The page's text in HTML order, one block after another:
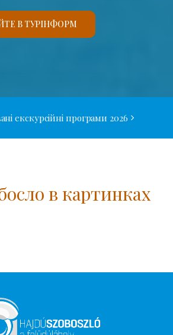
В ТУРІНФОРМ
екскурсійні програми 2026
в картинках